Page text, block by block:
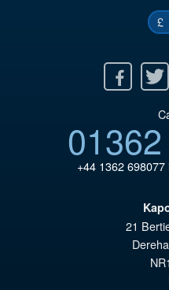
£
Twitter Youtube
+44 1362 698077
21